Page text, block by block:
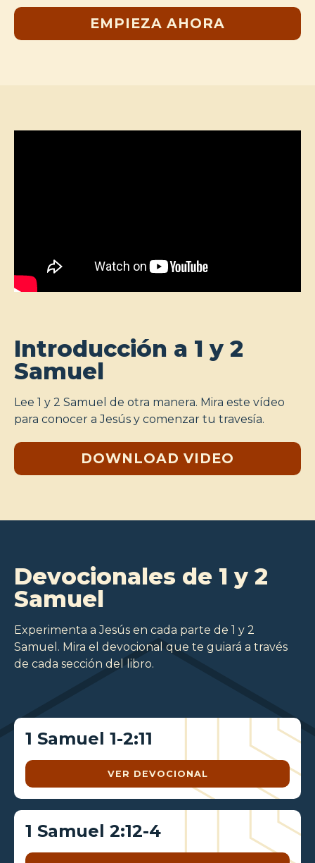
EMPIEZA AHORA
Introducción a 1 y 2
Samuel
Lee 1 y 2 Samuel de otra manera. Mira este vídeo
para conocer a Jesús y comenzar tu travesía.
DOWNLOAD VIDEO
Devocionales de 1 y 2
Samuel
Experimenta a Jesús en cada parte de 1 y 2
Samuel. Mira el devocional que te guiará a través
de cada sección del libro.
1 Samuel 1-2:11
VER DEVOCIONAL
1 Samuel 2:12-4